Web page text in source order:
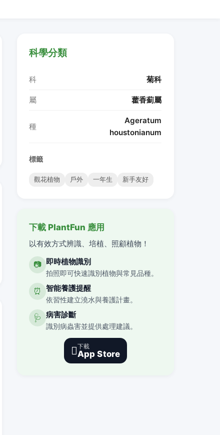
科學分類
科 菊科
屬 藿香薊屬
種
Ageratum
houstonianum
標籤
觀花植物 戶外 一年生 新手友好
下載 PlantFun 應用
以有效方式辨識、培植、照顧植物！
📷 即時植物識別
拍照即可快速識別植物與常見品種。
⏰ 智能養護提醒
依習性建立澆水與養護計畫。
🩺 病害診斷
識別病蟲害並提供處理建議。
下載
App Store